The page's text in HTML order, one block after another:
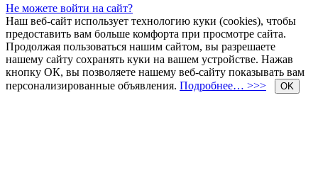
Не можете войти на сайт?
Наш веб-сайт использует технологию куки (cookies), чтобы
предоставить вам больше комфорта при просмотре сайта.
Продолжая пользоваться нашим сайтом, вы разрешаете
нашему сайту сохранять куки на вашем устройстве. Нажав
кнопку ОК, вы позволяете нашему веб-сайту показывать вам
персонализированные объявления. Подробнее… >>> OK